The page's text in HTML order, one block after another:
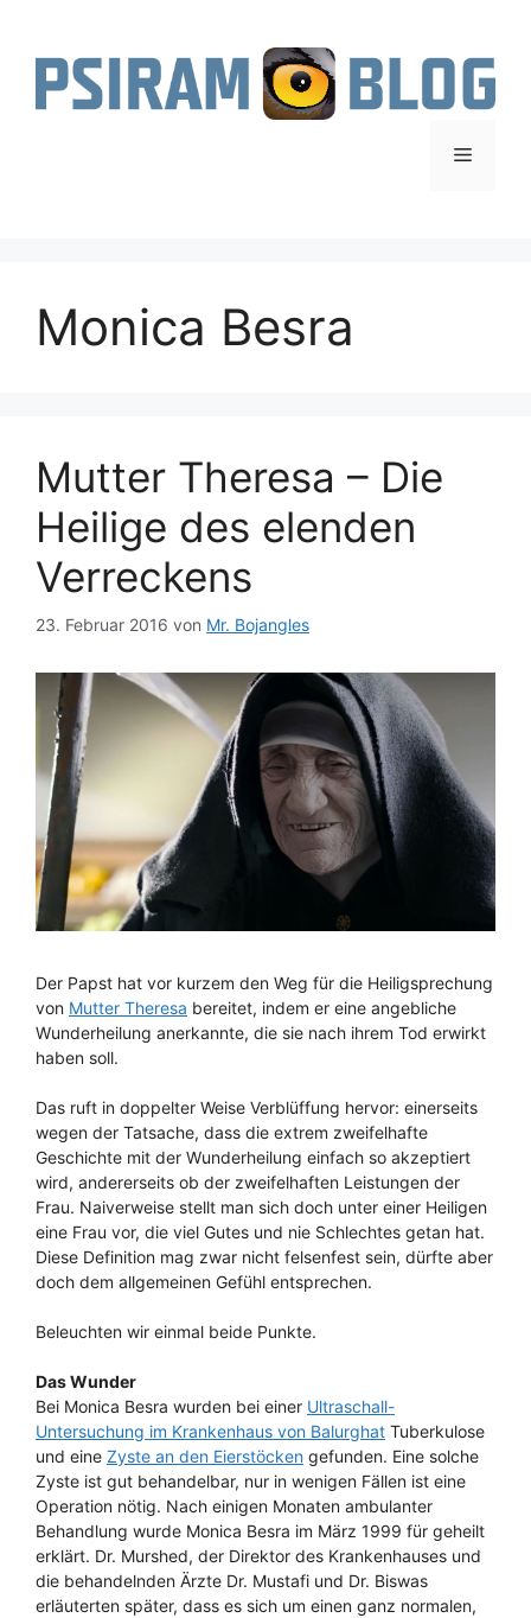
springen
Menü
Monica Besra
Mutter Theresa – Die
Heilige des elenden
Verreckens
23. Februar 2016 von Mr. Bojangles
Der Papst hat vor kurzem den Weg für die Heiligsprechung
von Mutter Theresa bereitet, indem er eine angebliche
Wunderheilung anerkannte, die sie nach ihrem Tod erwirkt
haben soll.
Das ruft in doppelter Weise Verblüffung hervor: einerseits
wegen der Tatsache, dass die extrem zweifelhafte
Geschichte mit der Wunderheilung einfach so akzeptiert
wird, andererseits ob der zweifelhaften Leistungen der
Frau. Naiverweise stellt man sich doch unter einer Heiligen
eine Frau vor, die viel Gutes und nie Schlechtes getan hat.
Diese Definition mag zwar nicht felsenfest sein, dürfte aber
doch dem allgemeinen Gefühl entsprechen.
Beleuchten wir einmal beide Punkte.
Das Wunder
Bei Monica Besra wurden bei einer Ultraschall-
Untersuchung im Krankenhaus von Balurghat Tuberkulose
und eine Zyste an den Eierstöcken gefunden. Eine solche
Zyste ist gut behandelbar, nur in wenigen Fällen ist eine
Operation nötig. Nach einigen Monaten ambulanter
Behandlung wurde Monica Besra im März 1999 für geheilt
erklärt. Dr. Murshed, der Direktor des Krankenhauses und
die behandelnden Ärzte Dr. Mustafi und Dr. Biswas
erläuterten später, dass es sich um einen ganz normalen,